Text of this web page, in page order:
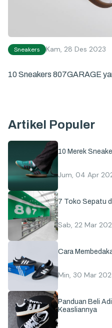
Sneakers Kam, 28 Des 2023
10 Sneakers 807GARAGE
Artikel Populer
10 Merek
Jum, 04 Apr
7 Toko Sepatu
Sab, 22 Mar
Cara
Min, 30 Mar
Panduan Beli
Keasliannya